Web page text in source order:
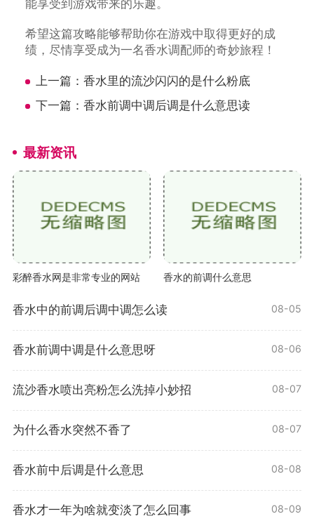
能享受到游戏带来的乐趣。
希望这篇攻略能够帮助你在游戏中取得更好的成
绩，尽情享受成为一名香水调配师的奇妙旅程！
上一篇： 香水里的流沙闪闪的是什么粉底
下一篇： 香水前调中调后调是什么意思读
最新资讯
彩醉香水网是非常专业的网站 香水的前调什么意思
香水中的前调后调中调怎么读 08-05
香水前调中调是什么意思呀 08-06
流沙香水喷出亮粉怎么洗掉小妙招 08-07
为什么香水突然不香了 08-07
香水前中后调是什么意思 08-08
香水才一年为啥就变淡了怎么回事 08-09